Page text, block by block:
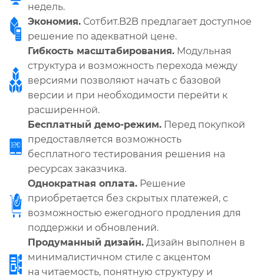
недель.
Экономия. Сотбит.B2B предлагает доступное
решение по адекватной цене.
Гибкость масштабирования. Модульная
структура и возможность перехода между
версиями позволяют начать с базовой
версии и при необходимости перейти к
расширенной.
Бесплатный демо-режим. Перед покупкой
предоставляется возможность
бесплатного тестирования решения на
ресурсах заказчика.
Однократная оплата. Решение
приобретается без скрытых платежей, с
возможностью ежегодного продления для
поддержки и обновлений.
Продуманный дизайн. Дизайн выполнен в
минималистичном стиле с акцентом
на читаемость, понятную структуру и